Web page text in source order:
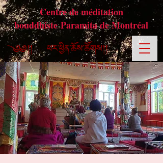
Centre de méditation
bouddhiste Paramita de Montréal